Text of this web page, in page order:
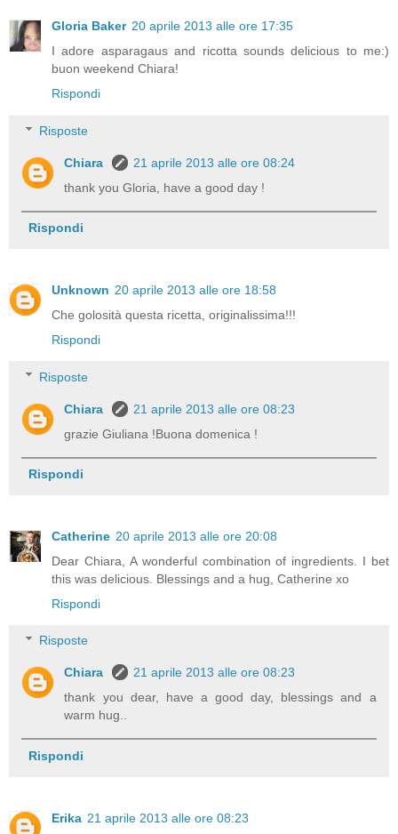
Gloria Baker 20 aprile 2013 alle ore 17:35
I adore asparagaus and ricotta sounds delicious to me:)
buon weekend Chiara!
Rispondi
Risposte
Chiara
21 aprile 2013 alle ore 08:24
thank you Gloria, have a good day !
Rispondi
Unknown 20 aprile 2013 alle ore 18:58
Che golosità questa ricetta, originalissima!!!
Rispondi
Risposte
Chiara
21 aprile 2013 alle ore 08:23
grazie Giuliana !Buona domenica !
Rispondi
Catherine 20 aprile 2013 alle ore 20:08
Dear Chiara, A wonderful combination of ingredients. I bet
this was delicious. Blessings and a hug, Catherine xo
Rispondi
Risposte
Chiara
21 aprile 2013 alle ore 08:23
thank you dear, have a good day, blessings and a
warm hug..
Rispondi
Erika 21 aprile 2013 alle ore 08:23